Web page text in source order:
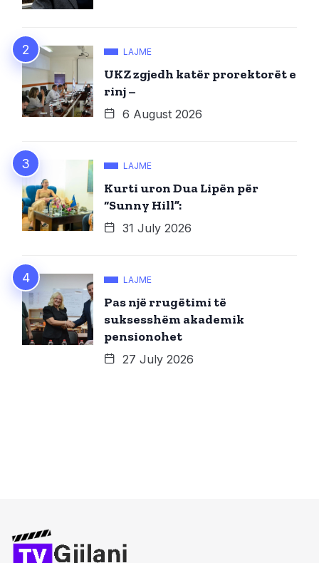
LAJME
UKZ zgjedh katër prorektorët e
rinj –
6 August 2026
LAJME
Kurti uron Dua Lipën për
“Sunny Hill”:
31 July 2026
LAJME
Pas një rrugëtimi të
suksesshëm akademik
pensionohet
27 July 2026